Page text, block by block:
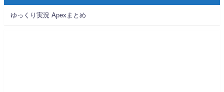
ゆっくり実況 Apexまとめ